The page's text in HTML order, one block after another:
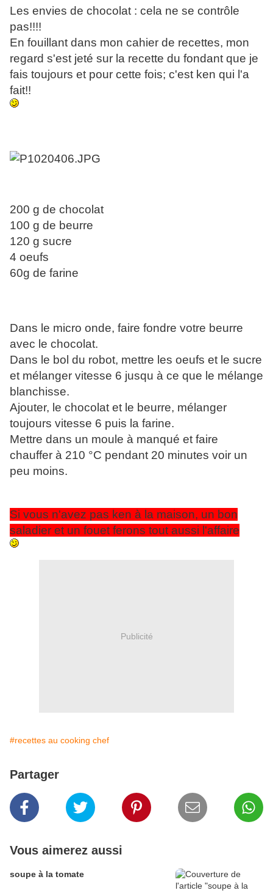
Les envies de chocolat : cela ne se contrôle
pas!!!!
En fouillant dans mon cahier de recettes, mon
regard s'est jeté sur la recette du fondant que je
fais toujours et pour cette fois; c'est ken qui l'a
fait!!
200 g de chocolat
100 g de beurre
120 g sucre
4 oeufs
60g de farine
Dans le micro onde, faire fondre votre beurre
avec le chocolat.
Dans le bol du robot, mettre les oeufs et le sucre
et mélanger vitesse 6 jusqu à ce que le mélange
blanchisse.
Ajouter, le chocolat et le beurre, mélanger
toujours vitesse 6 puis la farine.
Mettre dans un moule à manqué et faire
chauffer à 210 °C pendant 20 minutes voir un
peu moins.
Si vous n'avez pas ken à la maison, un bon
saladier et un fouet ferons tout aussi l'affaire
Publicité
#recettes au cooking chef
Partager
Vous aimerez aussi
soupe à la tomate